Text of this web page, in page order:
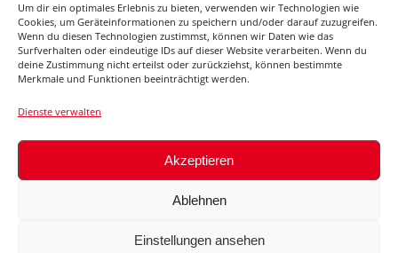
Um dir ein optimales Erlebnis zu bieten, verwenden wir Technologien wie
Cookies, um Geräteinformationen zu speichern und/oder darauf zuzugreifen.
Wenn du diesen Technologien zustimmst, können wir Daten wie das
Surfverhalten oder eindeutige IDs auf dieser Website verarbeiten. Wenn du
deine Zustimmung nicht erteilst oder zurückziehst, können bestimmte
Merkmale und Funktionen beeinträchtigt werden.
Dienste verwalten
Akzeptieren
Ablehnen
Einstellungen ansehen
ABFLUSS ROSENHEIM O.D.
MANGFALLMÜNDUNG / INN
Haftungsauschluss
Datenschutzerklärung